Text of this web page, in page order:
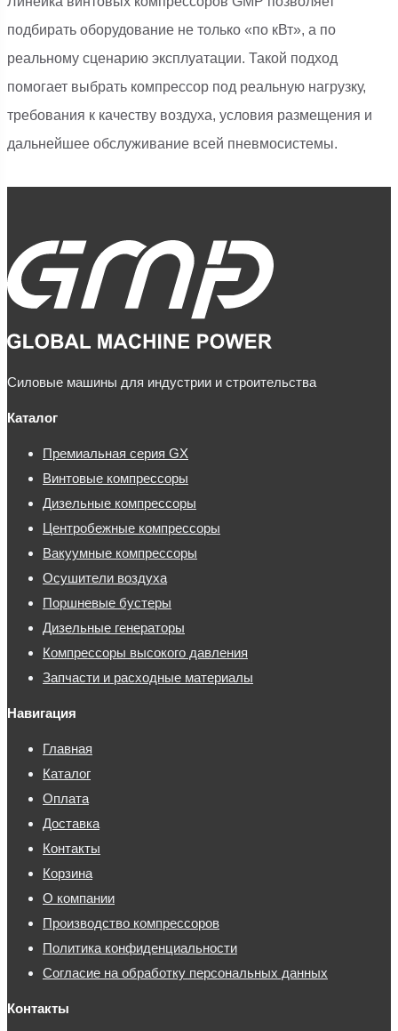
подбирать оборудование не только «по кВт», а по
реальному сценарию эксплуатации. Такой подход
помогает выбрать компрессор под реальную нагрузку,
требования к качеству воздуха, условия размещения и
дальнейшее обслуживание всей пневмосистемы.
Силовые машины для индустрии и строительства
Каталог
Премиальная серия GX
Винтовые компрессоры
Дизельные компрессоры
Центробежные компрессоры
Вакуумные компрессоры
Осушители воздуха
Поршневые бустеры
Дизельные генераторы
Компрессоры высокого давления
Запчасти и расходные материалы
Навигация
Главная
Каталог
Оплата
Доставка
Контакты
Корзина
О компании
Производство компрессоров
Политика конфиденциальности
Согласие на обработку персональных данных
Контакты